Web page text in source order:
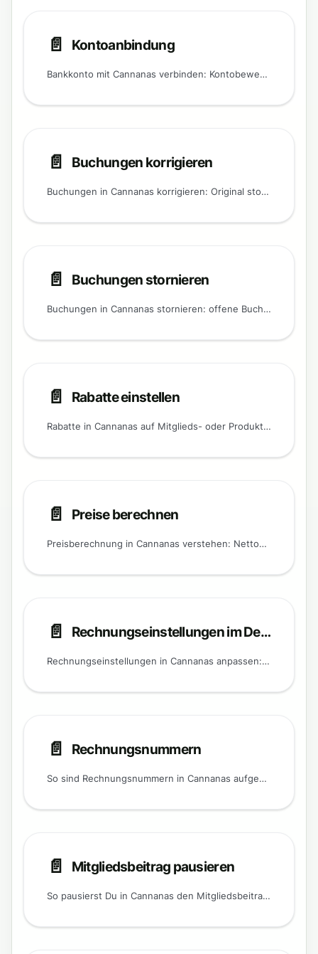
📄️ Kontoanbindung
Bankkonto mit Cannanas verbinden: Kontobewegungen importieren und automatisch mit offenen Buchungen abgleichen.
📄️ Buchungen korrigieren
Buchungen in Cannanas korrigieren: Original stornieren, Rückbuchung erzeugen und eine neue Buchung mit anpassbaren Positionen anlegen.
📄️ Buchungen stornieren
Buchungen in Cannanas stornieren: offene Buchungen als storniert markieren oder bei bezahlten Buchungen automatisch eine Rückbuchung anlegen.
📄️ Rabatte einstellen
Rabatte in Cannanas auf Mitglieds- oder Produktebene einrichten, kombinieren und verschiedene Rabattstrategien nutzen.
📄️ Preise berechnen
Preisberechnung in Cannanas verstehen: Nettopreise als Basis, Brutto-Netto-Rechner nutzen und Rundungsfehler vermeiden.
📄️ Rechnungseinstellungen im Detail
Rechnungseinstellungen in Cannanas anpassen: Rechnungstexte, Mitgliederdaten und Layoutoptionen individuell konfigurieren.
📄️ Rechnungsnummern
So sind Rechnungsnummern in Cannanas aufgebaut.
📄️ Mitgliedsbeitrag pausieren
So pausierst Du in Cannanas den Mitgliedsbeitrag eines einzelnen Mitglieds, ohne die Mitgliedschaft zu beenden: Mitglied vom Beitrag entfernen und bei Bedarf wieder zuweisen.